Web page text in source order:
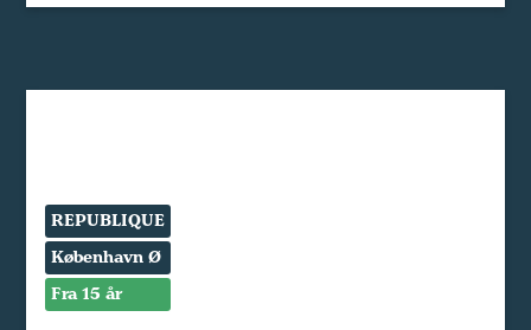
REPUBLIQUE
København Ø
Fra 15 år